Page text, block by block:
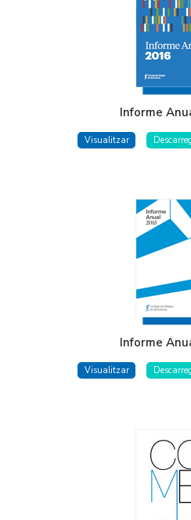
Informe
Visualitzar
Informe
Visualitzar